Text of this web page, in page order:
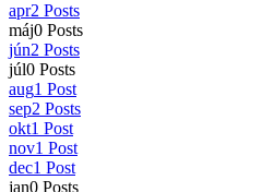
apr2 Posts
máj0 Posts
jún2 Posts
júl0 Posts
aug1 Post
sep2 Posts
okt1 Post
nov1 Post
dec1 Post
jan0 Posts